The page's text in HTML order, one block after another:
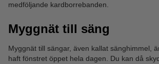
medföljande kardborrebanden.
Myggnät till säng
Myggnät till sängar, även kallat sänghimmel,
haft fönstret öppet hela dagen. Du kan då